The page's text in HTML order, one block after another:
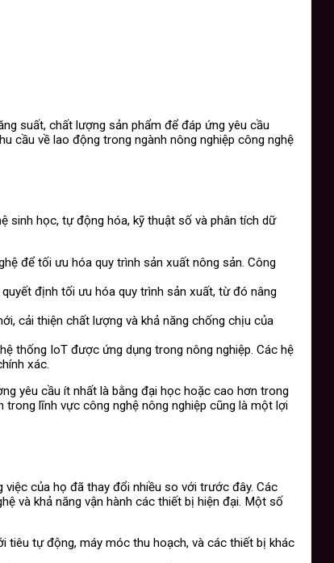
suất, chất lượng sản phẩm để đáp ứng yêu cầu
cầu về lao động trong ngành nông nghiệp công nghệ
sinh học, tự động hóa, kỹ thuật số và phân tích dữ
để tối ưu hóa quy trình sản xuất nông sản. Công
định tối ưu hóa quy trình sản xuất, từ đó nâng
cải thiện chất lượng và khả năng chống chịu của
thống IoT được ứng dụng trong nông nghiệp. Các hệ
xác.
yêu cầu ít nhất là bằng đại học hoặc cao hơn trong
trong lĩnh vực công nghệ nông nghiệp cũng là một lợi
của họ đã thay đổi nhiều so với trước đây. Các
và khả năng vận hành các thiết bị hiện đại. Một số
tiêu tự động, máy móc thu hoạch, và các thiết bị khác